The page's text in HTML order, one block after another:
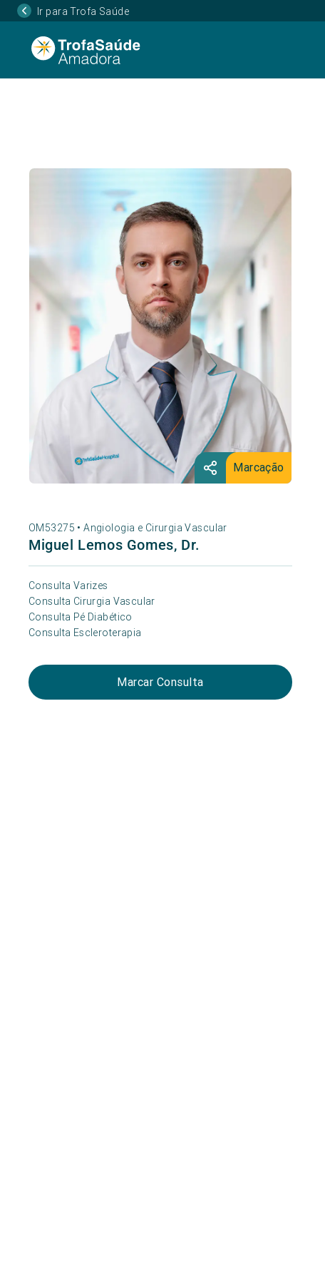
Ir para Trofa Saúde
Marcação
OM53275 •Angiologia e Cirurgia Vascular
Miguel Lemos Gomes, Dr.
Consulta Varizes
Consulta Cirurgia Vascular
Consulta Pé Diabético
Consulta Escleroterapia
Marcar Consulta